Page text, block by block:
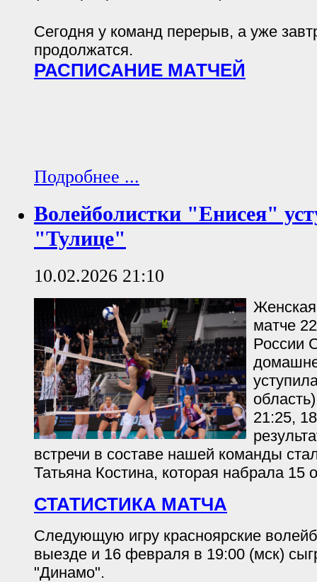
Сегодня у команд перерыв, а уже
продолжатся.
РАСПИСАНИЕ МАТЧЕЙ
Подробнее ...
Волейболистки "Енисея"
"Тулице"
10.02.2026 21:10
матче
России
21:25,
встречи в составе нашей команды
Татьяна Костина, которая набрала 15
СТАТИСТИКА МАТЧА
Следующую игру красноярские
выезде и 16 февраля в 19:00 (мск)
"Динамо".